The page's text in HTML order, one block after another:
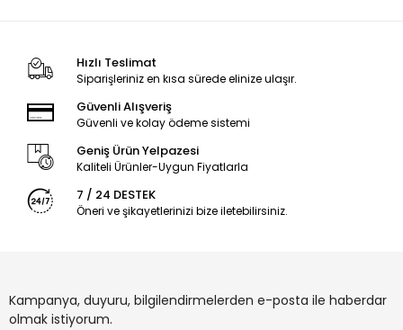
Hızlı Teslimat
Siparişleriniz en kısa sürede elinize ulaşır.
Güvenli Alışveriş
Güvenli ve kolay ödeme sistemi
Geniş Ürün Yelpazesi
Kaliteli Ürünler-Uygun Fiyatlarla
7 / 24 DESTEK
Öneri ve şikayetlerinizi bize iletebilirsiniz.
Kampanya, duyuru, bilgilendirmelerden e-posta ile haberdar
olmak istiyorum.